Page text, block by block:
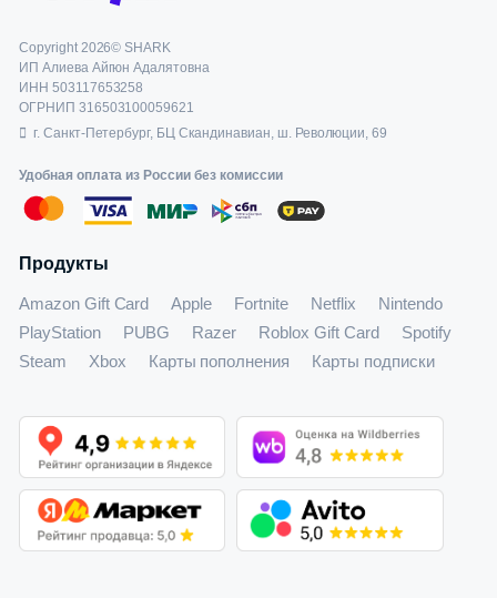
Copyright 2026© SHARK
ИП Алиева Айгюн Адалятовна
ИНН 503117653258
ОГРНИП 316503100059621
г. Санкт-Петербург, БЦ Скандинавиан, ш. Революции, 69
Удобная оплата из России без комиссии
Продукты
Amazon Gift Card Apple Fortnite Netflix
Nintendo
PlayStation
PUBG Razer Roblox Gift Card
Spotify
Steam
Xbox Карты пополнения Карты подписки